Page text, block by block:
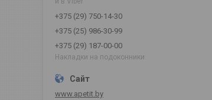
+375 (29) 750-14-30
+375 (25) 986-30-99
+375 (29) 187-00-00
Накладки на подоконники
www.apetit.by